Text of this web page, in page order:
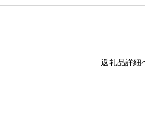
返礼品詳細